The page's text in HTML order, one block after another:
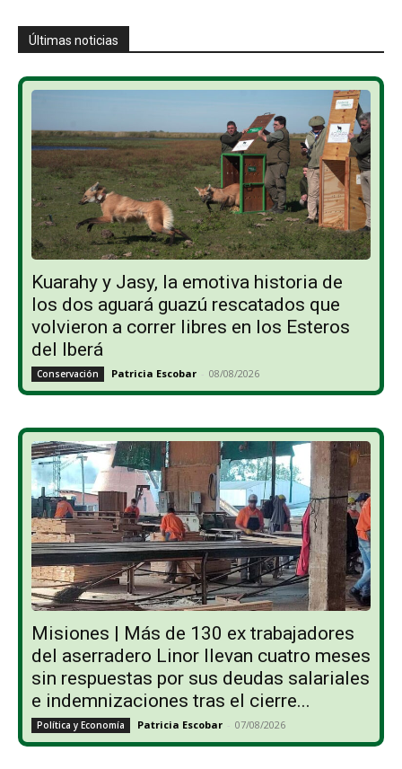
Últimas noticias
Kuarahy y Jasy, la emotiva historia de
los dos aguará guazú rescatados que
volvieron a correr libres en los Esteros
del Iberá
Conservación Patricia Escobar - 08/08/2026
Misiones | Más de 130 ex trabajadores
del aserradero Linor llevan cuatro meses
sin respuestas por sus deudas salariales
e indemnizaciones tras el cierre...
Política y Economía Patricia Escobar - 07/08/2026